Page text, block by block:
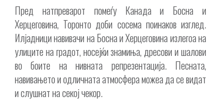
Пред натпреварот помеѓу Канада и Босна и
Херцеговина, Торонто доби сосема поинаков изглед.
Илјадници навивачи на Босна и Херцеговина излегоа на
улиците на градот, носејќи знамиња, дресови и шалови
во боите на нивната репрезентација. Песната,
навивањето и одличната атмосфера можеа да се видат
и слушнат на секој чекор.